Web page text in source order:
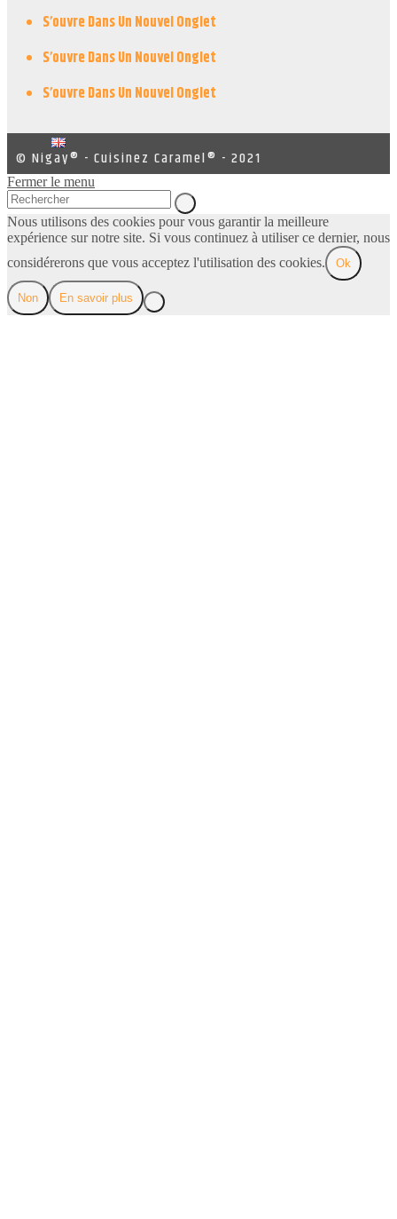
S’ouvre Dans Un Nouvel Onglet
S’ouvre Dans Un Nouvel Onglet
S’ouvre Dans Un Nouvel Onglet
© Nigay® - Cuisinez Caramel® - 2021
Fermer le menu
Nous utilisons des cookies pour vous garantir la meilleure
expérience sur notre site. Si vous continuez à utiliser ce dernier, nous
considérerons que vous acceptez l'utilisation des cookies.
Ok
Non En savoir plus